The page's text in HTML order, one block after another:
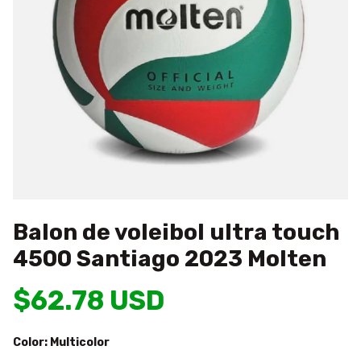
Balon de voleibol ultra touch
4500 Santiago 2023 Molten
$62.78 USD
Color: Multicolor